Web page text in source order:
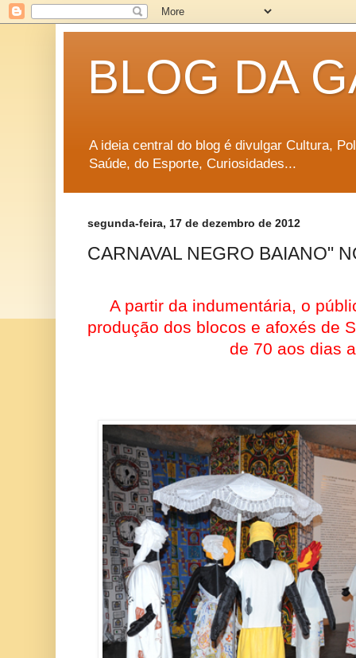
BLOG DA
A ideia central do blog é divulgar Cultura,
Saúde, do Esporte, Curiosidades...
segunda-feira, 17 de dezembro de 2012
CARNAVAL NEGRO BAIANO"
A partir da indumentária, o
produção dos blocos e afoxés de
de 70 aos dias